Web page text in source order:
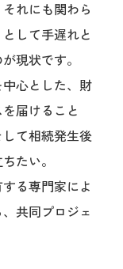
れにも関わら
して手遅れと
現状です。
心とした、財
届けること
て相続発生後
たい。
る専門家によ
共同プロジェ